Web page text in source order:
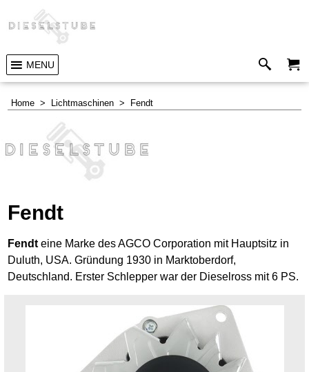
MENU
Home > Lichtmaschinen > Fendt
Fendt
Fendt eine Marke des AGCO Corporation mit Hauptsitz in
Duluth, USA. Gründung 1930 in Marktoberdorf,
Deutschland. Erster Schlepper war der Dieselross mit 6 PS.